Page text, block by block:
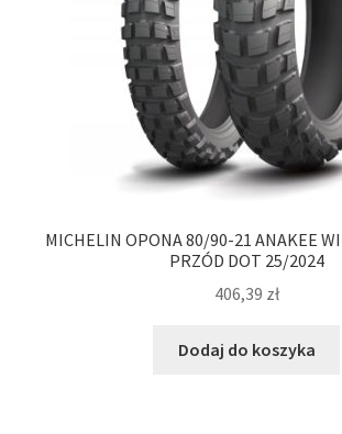
MICHELIN OPONA 80/90-21 ANAKEE
PRZÓD DOT 25/2024
406,39 zł
Dodaj do koszyka